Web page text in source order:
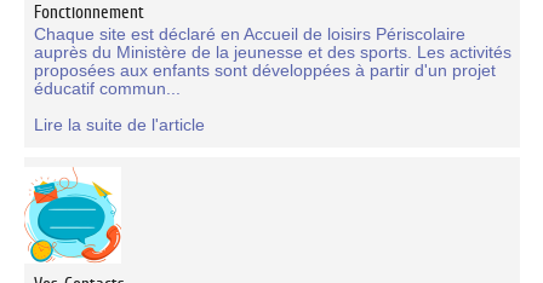
Fonctionnement
Chaque site est déclaré en Accueil de loisirs Périscolaire
auprès du Ministère de la jeunesse et des sports. Les activités
proposées aux enfants sont développées à partir d'un projet
éducatif commun...
Lire la suite de l'article